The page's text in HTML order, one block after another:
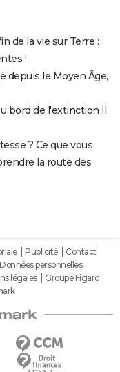
de la vie sur Terre :
!
depuis le Moyen Âge,
bord de l'extinction il
? Ce que vous
la route des
Publicité
Contact
Données personnelles
légales
Groupe Figaro